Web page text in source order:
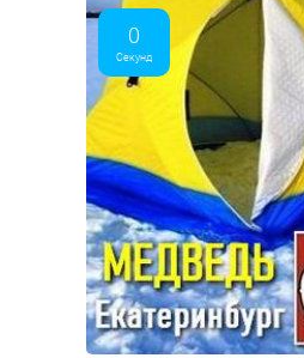
0
Секунд